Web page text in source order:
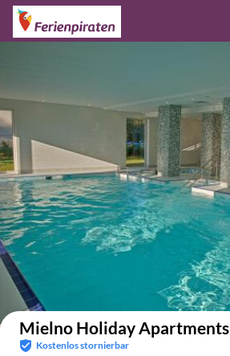
Mielno Holiday Apartments
Kostenlos stornierbar